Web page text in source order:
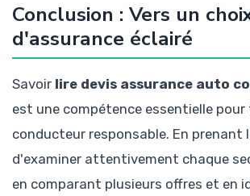
Conclusion : Vers un
d'assurance éclairé
Savoir lire devis assurance auto
est une compétence essentielle
conducteur responsable. En prenant
d'examiner attentivement chaque
en comparant plusieurs offres et en